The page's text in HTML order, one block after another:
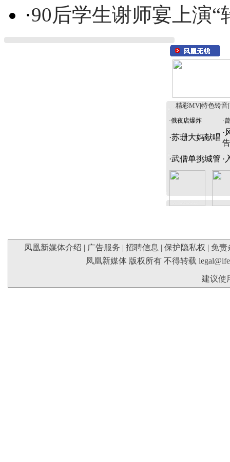
·90后学生谢师宴上演“
精彩MV 特色铃音
·俄夜店爆炸 ·
·苏珊大妈献唱
·
告
·武僧单挑城管 ·
凤凰新媒体介绍 | 广告服务 | 招聘信息 | 保护隐私权 | 免责
凤凰新媒体 版权所有 不得转载
建议使